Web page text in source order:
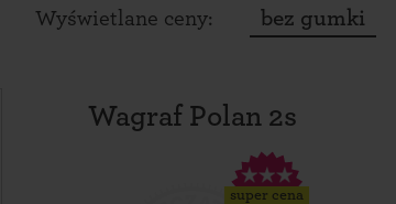
Wyświetlane ceny:
bez gumki
Wagraf Polan 2s
super cena